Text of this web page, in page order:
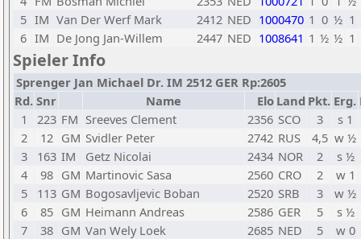
5 IM Van Der Werf Mark 2412 NED 1000470 1 0 ½ 1
6 IM De Jong Jan-Willem 2447 NED 1008641 1 ½ ½ 1
Spieler Info
Sprenger Jan Michael Dr. IM 2512 GER Rp:2605
Rd. Snr Name Elo Land Pkt. Erg.
1
223 FM Sreeves Clement 2356 SCO 3
s 1
2
12 GM Svidler Peter 2742 RUS 4,5 w ½
3
163 IM Getz Nicolai 2434 NOR 2
s ½
4
98 GM Martinovic Sasa 2560 CRO 2
w 1
5
113 GM Bogosavljevic Boban 2520 SRB 3
w ½
6
85 GM Heimann Andreas 2586 GER 5
s ½
7
38 GM Van Wely Loek 2685 NED 5
w 0